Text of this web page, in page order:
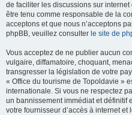
de faciliter les discussions sur
être tenu comme responsable de la
acceptons et que nous n’acceptons
phpBB, veuillez consulter le site de
Vous acceptez de ne publier aucun
vulgaire, diffamatoire, choquant,
transgresser la législation de votre
« Office du tourisme de Topoldavie »
internationale. Si vous ne respectez
un bannissement immédiat et définitif
votre fournisseur d’accès à internet et